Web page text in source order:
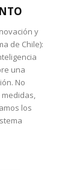
y
de Chile):
una
No
los